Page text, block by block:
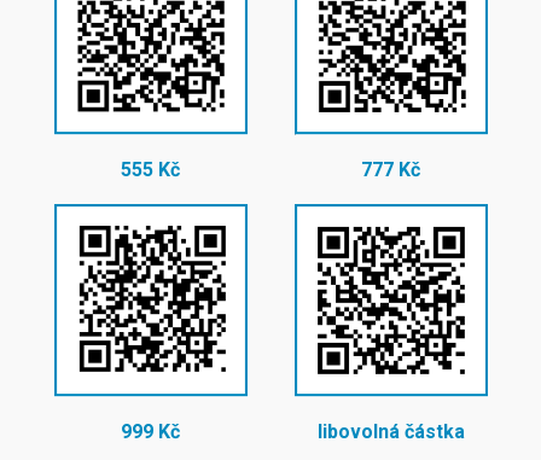
555 Kč 777 Kč
999 Kč libovolná částka